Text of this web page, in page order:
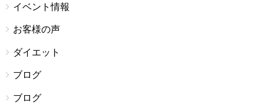
イベント情報
お客様の声
ダイエット
ブログ
ブログ